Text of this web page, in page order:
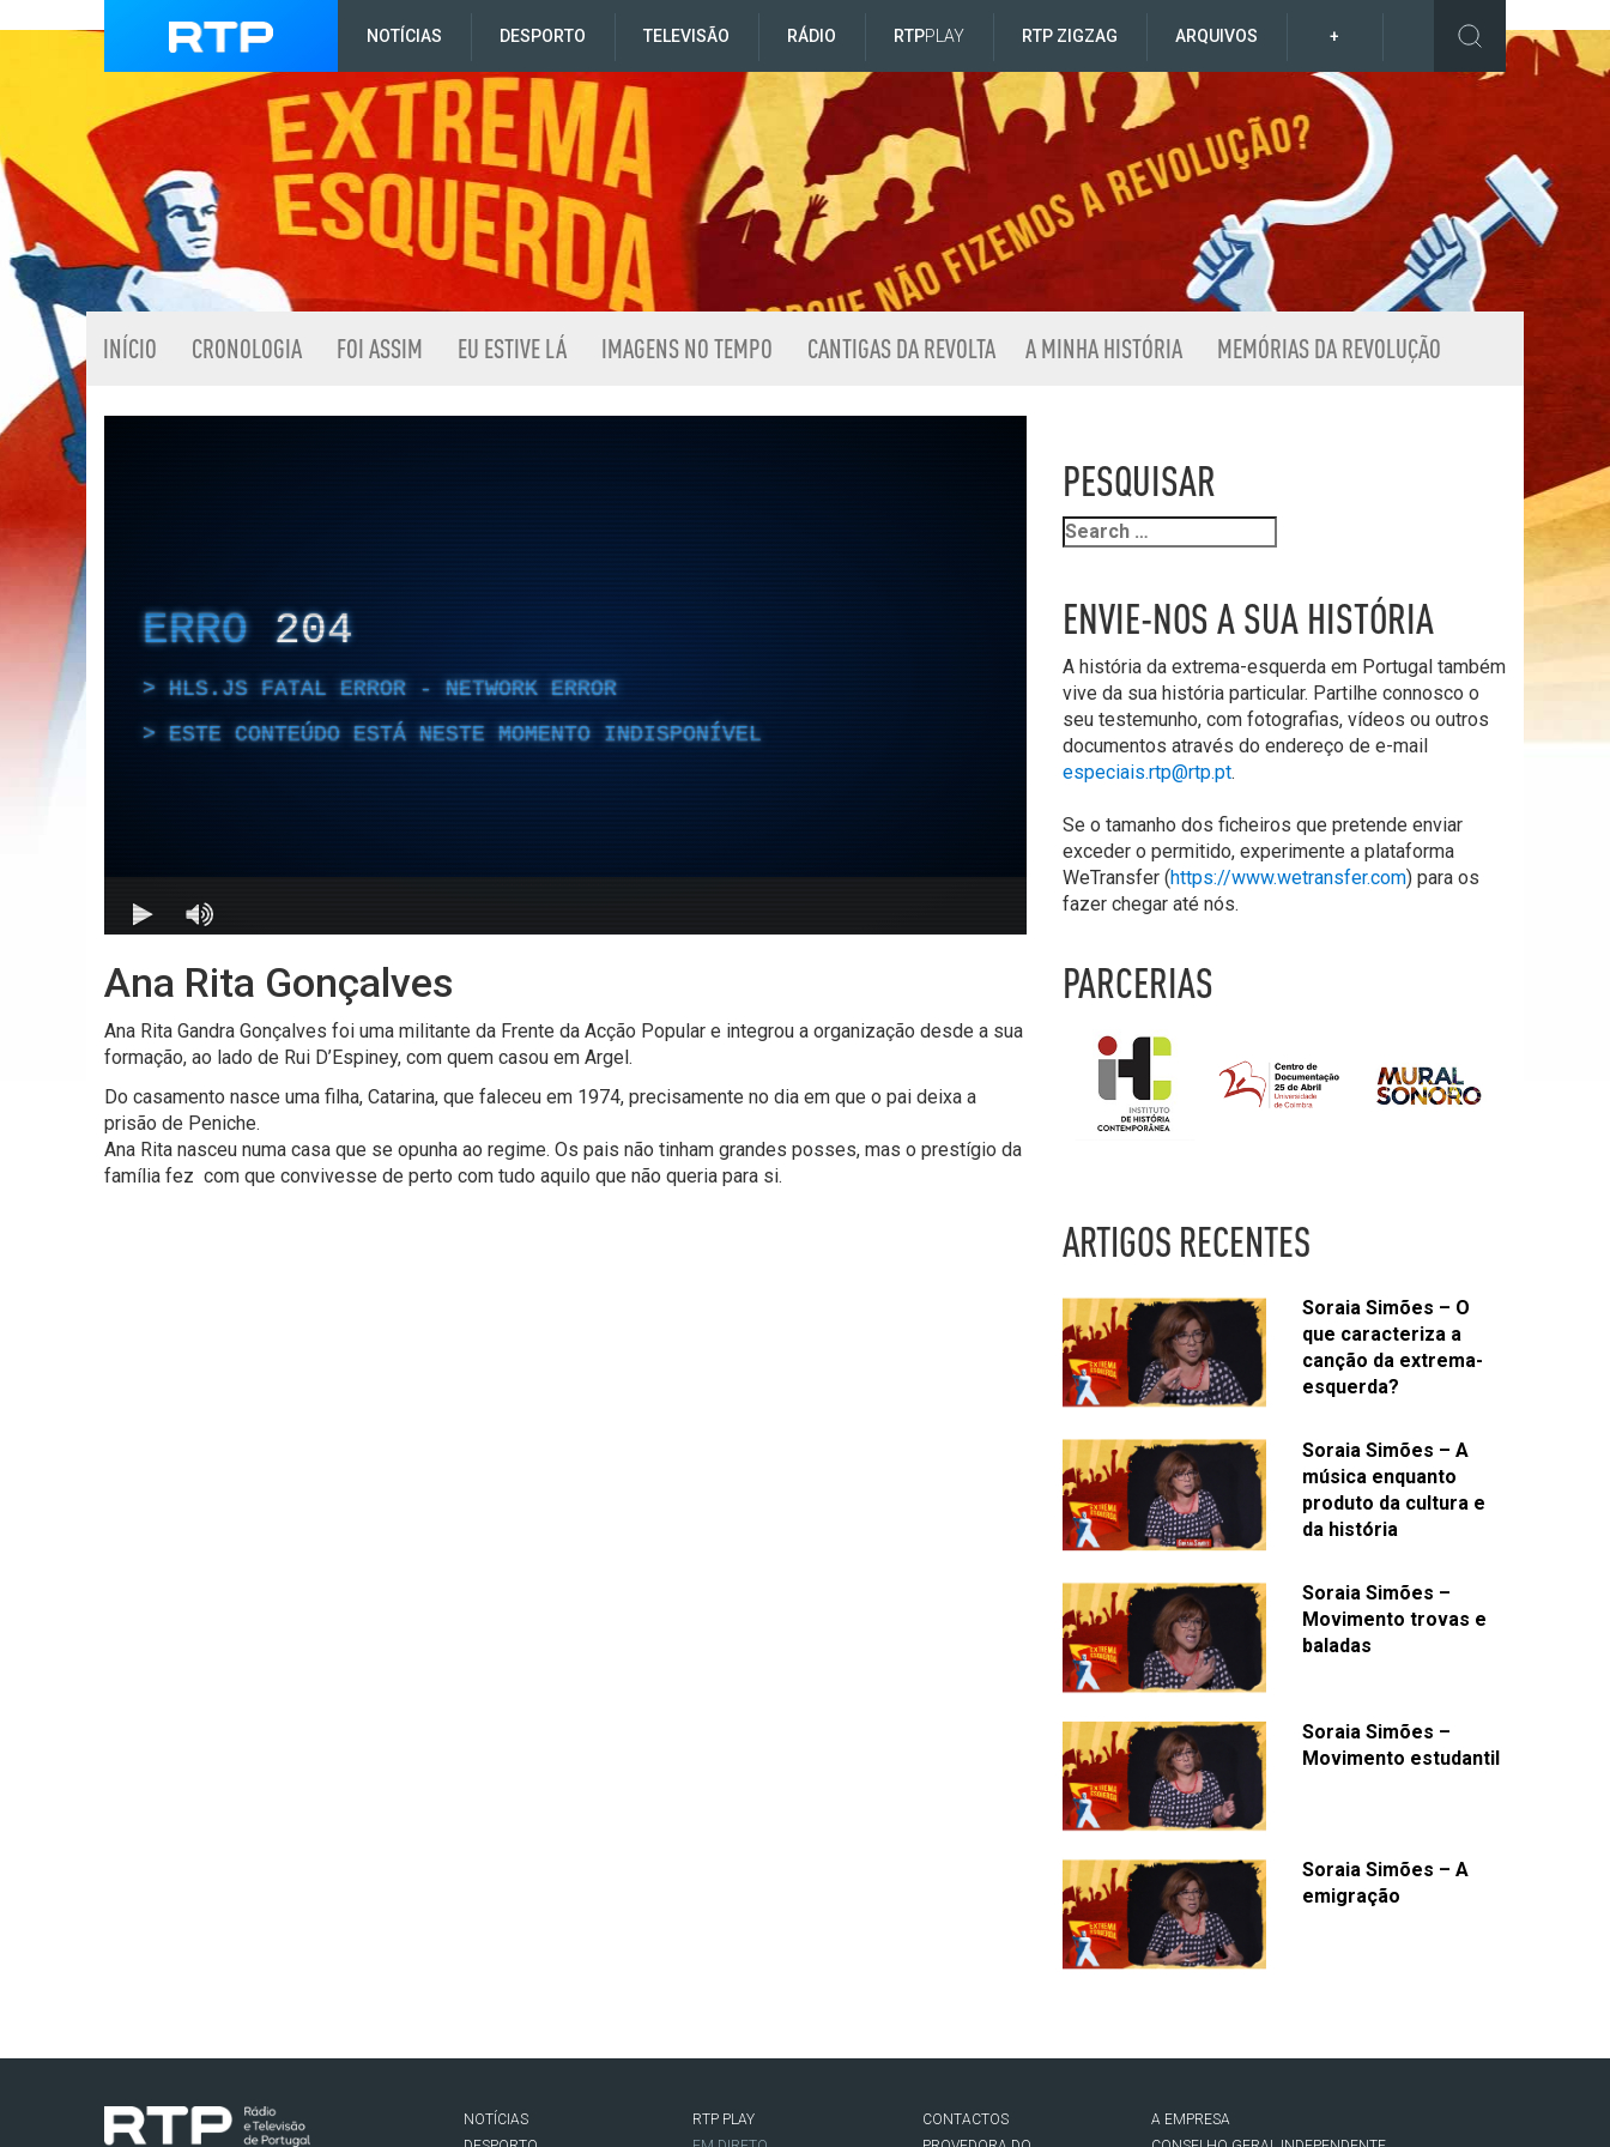
NOTÍCIAS DESPORTO TELEVISÃO RÁDIO RTPPLAY RTP ZIGZAG ARQUIVOS +
INÍCIO CRONOLOGIA FOI ASSIM EU ESTIVE LÁ IMAGENS NO TEMPO CANTIGAS DA REVOLTA A MINHA HISTÓRIA MEMÓRIAS DA REVOLUÇÃO
Ana Rita Gonçalves
Ana Rita Gandra Gonçalves foi uma militante da Frente da Acção Popular e integrou a organização desde a sua
formação, ao lado de Rui D’Espiney, com quem casou em Argel.
Do casamento nasce uma filha, Catarina, que faleceu em 1974, precisamente no dia em que o pai deixa a
prisão de Peniche.
Ana Rita nasceu numa casa que se opunha ao regime. Os pais não tinham grandes posses, mas o prestígio da
família fez com que convivesse de perto com tudo aquilo que não queria para si.
PESQUISAR
ENVIE-NOS A SUA HISTÓRIA
A história da extrema-esquerda em Portugal também
vive da sua história particular. Partilhe connosco o
seu testemunho, com fotografias, vídeos ou outros
documentos através do endereço de e-mail
especiais.rtp@rtp.pt.
Se o tamanho dos ficheiros que pretende enviar
exceder o permitido, experimente a plataforma
WeTransfer (https://www.wetransfer.com) para os
fazer chegar até nós.
PARCERIAS
ARTIGOS RECENTES
Soraia Simões – O
que caracteriza a
canção da extrema-
esquerda?
Soraia Simões – A
música enquanto
produto da cultura e
da história
Soraia Simões –
Movimento trovas e
baladas
Soraia Simões –
Movimento estudantil
Soraia Simões – A
emigração
NOTÍCIAS
RTP PLAY
CONTACTOS
A EMPRESA